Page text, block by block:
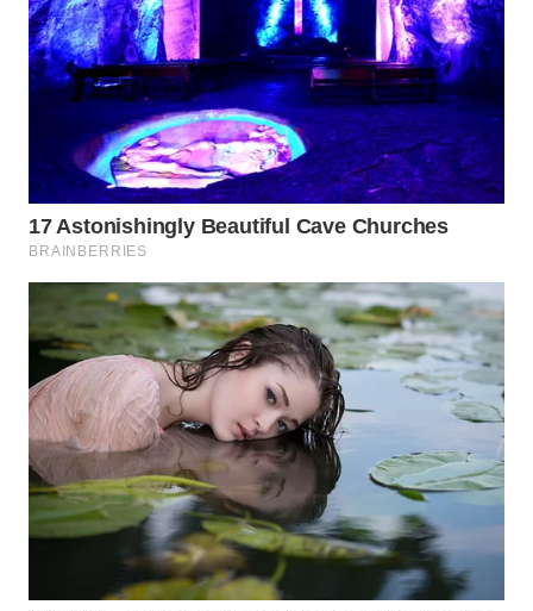
WN
INDRAMAYU
WN
KUNINGAN
WN
MAJALENGKA
WN
SUBANG
WN
SUKABUMI
WN
PURWAKARTA
TIMUR